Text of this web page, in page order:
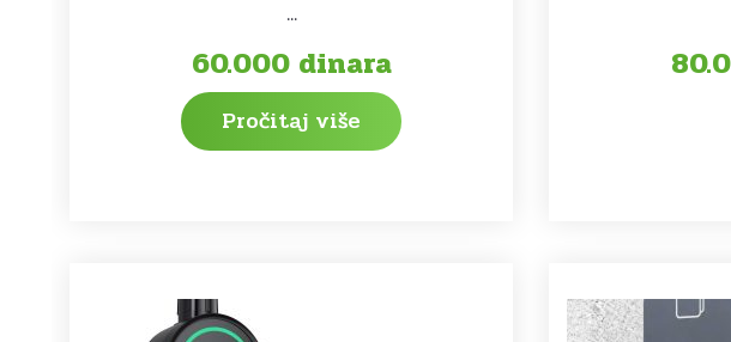
...
60.000 dinara
Pročitaj više